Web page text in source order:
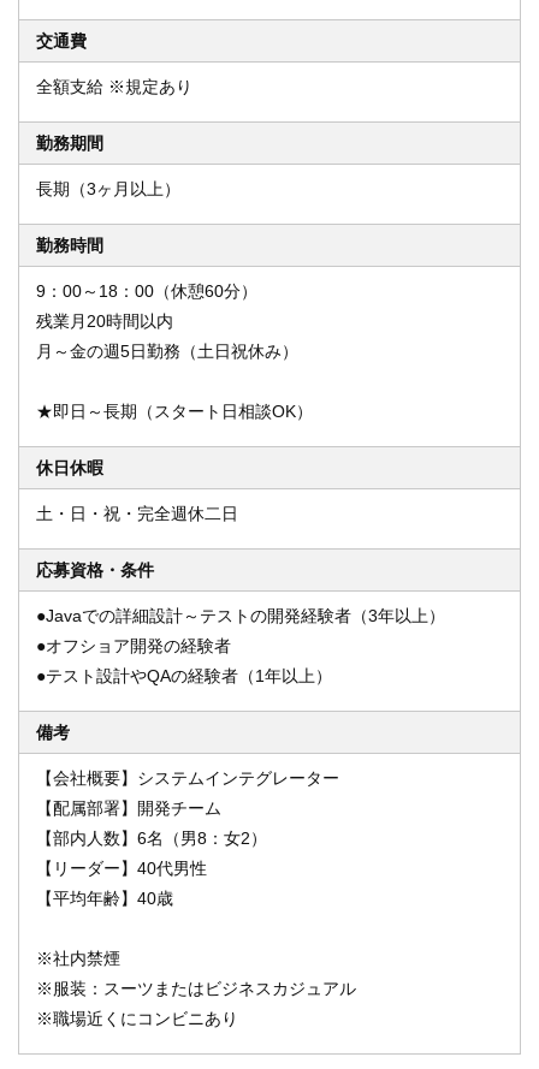
交通費
全額支給 ※規定あり
勤務期間
長期（3ヶ月以上）
勤務時間
9：00～18：00（休憩60分）
残業月20時間以内
月～金の週5日勤務（土日祝休み）
★即日～長期（スタート日相談OK）
休日休暇
土・日・祝・完全週休二日
応募資格・条件
●Javaでの詳細設計～テストの開発経験者（3年以上）
●オフショア開発の経験者
●テスト設計やQAの経験者（1年以上）
備考
【会社概要】システムインテグレーター
【配属部署】開発チーム
【部内人数】6名（男8：女2）
【リーダー】40代男性
【平均年齢】40歳
※社内禁煙
※服装：スーツまたはビジネスカジュアル
※職場近くにコンビニあり